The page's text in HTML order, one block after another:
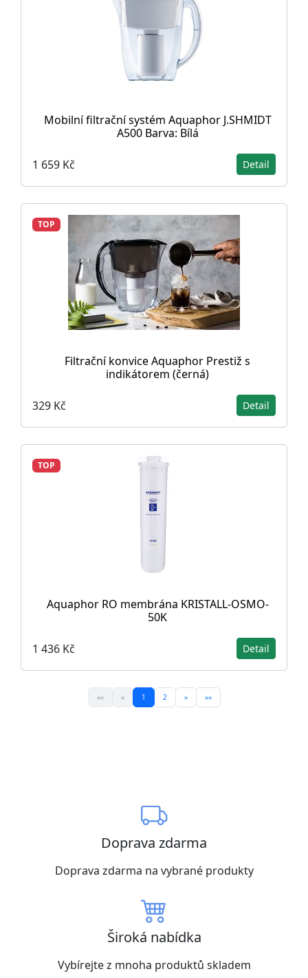
Mobilní filtrační systém Aquaphor J.SHMIDT
A500 Barva: Bílá
1 659 Kč Detail
TOP
Filtrační konvice Aquaphor Prestiž s
indikátorem (černá)
329 Kč Detail
TOP
Aquaphor RO membrána KRISTALL-OSMO-
50K
1 436 Kč Detail
«« « 1 2 » »»
Doprava zdarma
Doprava zdarma na vybrané produkty
Široká nabídka
Vybírejte z mnoha produktů skladem